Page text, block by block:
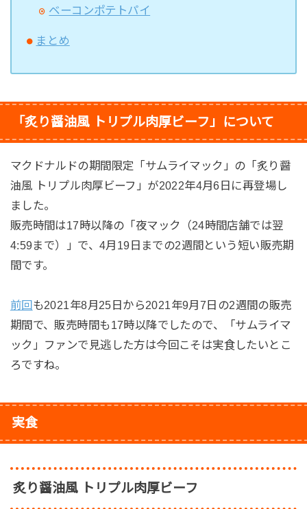
ベーコンポテトパイ
まとめ
「炙り醤油風 トリプル肉厚ビーフ」について
マクドナルドの期間限定「サムライマック」の「炙り醤
油風 トリプル肉厚ビーフ」が2022年4月6日に再登場し
ました。
販売時間は17時以降の「夜マック（24時間店舗では翌
4:59まで）」で、4月19日までの2週間という短い販売期
間です。
前回 も2021年8月25日から2021年9月7日の2週間の販売
期間で、販売時間も17時以降でしたので、「サムライマ
ック」ファンで見逃した方は今回こそは実食したいとこ
ろですね。
実食
炙り醤油風 トリプル肉厚ビーフ